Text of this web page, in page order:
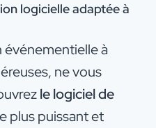
logicielle adaptée à
à
ne vous
le logiciel de
plus puissant et